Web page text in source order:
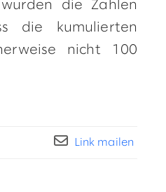
die Zahlen
die kumulierten
nicht 100
Link mailen